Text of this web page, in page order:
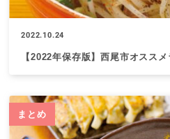
2022.10.24
【2022年保存版】西尾市オスス
まとめ